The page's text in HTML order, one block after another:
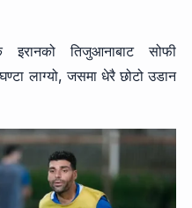
तिजुआनाबाट सोफी
लाग्यो, जसमा धेरै छोटो उडान